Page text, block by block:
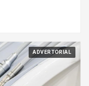
ADVERTORIAL